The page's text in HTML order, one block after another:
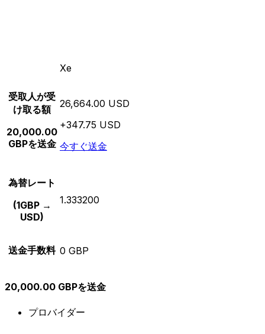
Xe
受取人が受
け取る額
20,000.00
GBPを送金
26,664.00 USD
+347.75 USD
今すぐ送金
為替レート
(1GBP →
USD)
1.333200
送金手数料 0 GBP
20,000.00 GBPを送金
プロバイダー